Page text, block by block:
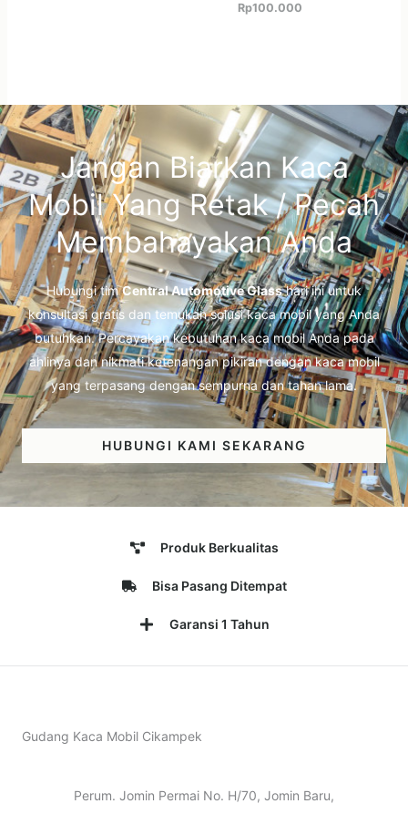
Rp100.000
Jangan Biarkan Kaca
Mobil Yang Retak / Pecah
Membahayakan Anda
Hubungi timCentral Automotive Glasshari ini untuk
konsultasi gratis dan temukan solusi kaca mobil yang Anda
butuhkan. Percayakan kebutuhan kaca mobil Anda pada
ahlinya dan nikmati ketenangan pikiran dengan kaca mobil
yang terpasang dengan sempurna dan tahan lama.
HUBUNGI KAMI SEKARANG
Produk Berkualitas
Bisa Pasang Ditempat
Garansi 1 Tahun
Gudang Kaca Mobil Cikampek
Perum. Jomin Permai No. H/70, Jomin Baru,